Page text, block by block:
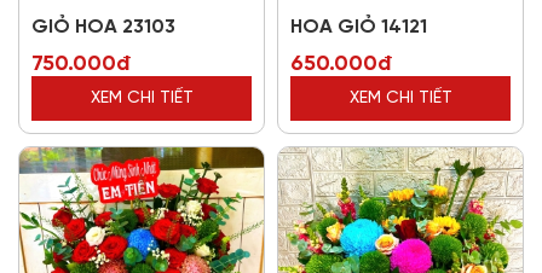
GIỎ HOA 23103
750.000đ
XEM CHI TIẾT
HOA GIỎ 14121
650.000đ
XEM CHI TIẾT